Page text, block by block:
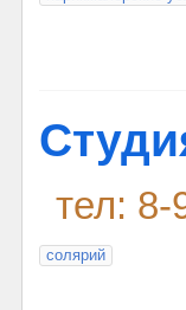
тел: 8-
солярий